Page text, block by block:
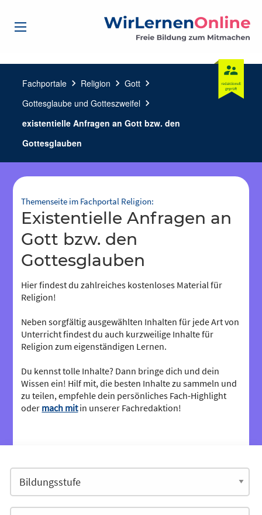
Fachportale chevron_right Religion chevron_right Gott chevron_right
Gottesglaube und Gotteszweifel chevron_right
existentielle Anfragen an Gott bzw. den
Gottesglauben
Themenseite im Fachportal Religion:
existentielle Anfragen an
Gott bzw. den
Gottesglauben
Hier findest du zahlreiches kostenloses Material für
Religion!
Neben sorgfältig ausgewählten Inhalten für jede Art von
Unterricht findest du auch kurzweilige Inhalte für
Religion zum eigenständigen Lernen.
Du kennst tolle Inhalte? Dann bringe dich und dein
Wissen ein! Hilf mit, die besten Inhalte zu sammeln und
zu teilen, empfehle dein persönliches Fach-Highlight
oder mach mitin unserer Fachredaktion!